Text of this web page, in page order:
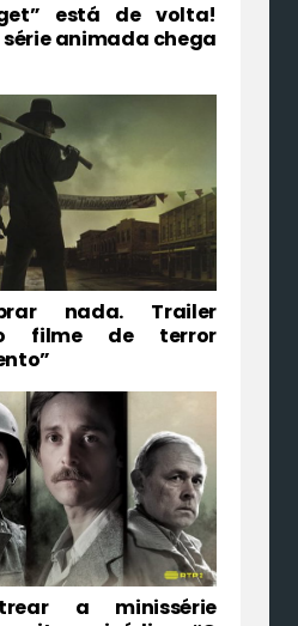
está de volta!
animada chega
nada. Trailer
filme de terror
a minissérie